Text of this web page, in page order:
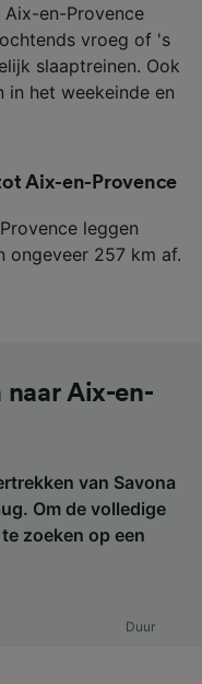
Aix-en-Provence
vroeg of 's
slaaptreinen. Ook
in het weekeinde en
Aix-en-Provence
leggen
ongeveer 257 km af.
naar Aix-en-
van Savona
Om de volledige
zoeken op een
Duur